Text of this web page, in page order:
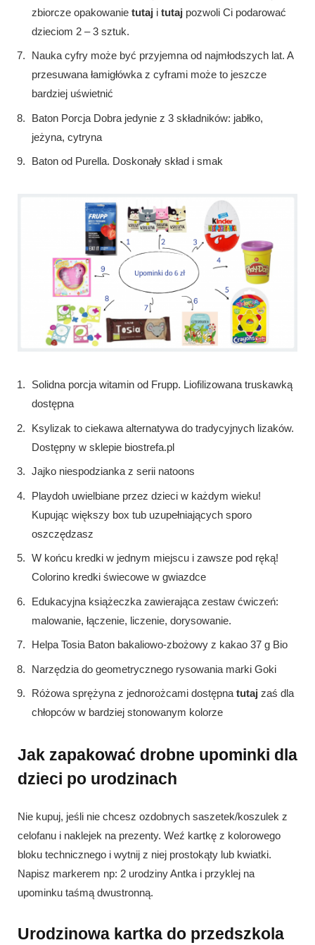
zbiorcze opakowanie tutaj i tutaj pozwoli Ci podarować
dzieciom 2 – 3 sztuk.
Nauka cyfry może być przyjemna od najmłodszych lat. A
przesuwana łamigłówka z cyframi może to jeszcze
bardziej uświetnić
Baton Porcja Dobra jedynie z 3 składników: jabłko,
jeżyna, cytryna
Baton od Purella. Doskonały skład i smak
Solidna porcja witamin od Frupp. Liofilizowana truskawką
dostępna
Ksylizak to ciekawa alternatywa do tradycyjnych lizaków.
Dostępny w sklepie biostrefa.pl
Jajko niespodzianka z serii natoons
Playdoh uwielbiane przez dzieci w każdym wieku!
Kupując większy box tub uzupełniających sporo
oszczędzasz
W końcu kredki w jednym miejscu i zawsze pod ręką!
Colorino kredki świecowe w gwiazdce
Edukacyjna książeczka zawierająca zestaw ćwiczeń:
malowanie, łączenie, liczenie, dorysowanie.
Helpa Tosia Baton bakaliowo-zbożowy z kakao 37 g Bio
Narzędzia do geometrycznego rysowania marki Goki
Różowa sprężyna z jednorożcami dostępna tutaj zaś dla
chłopców w bardziej stonowanym kolorze
Jak zapakować drobne upominki dla
dzieci po urodzinach
Nie kupuj, jeśli nie chcesz ozdobnych saszetek/koszulek z
celofanu i naklejek na prezenty. Weź kartkę z kolorowego
bloku technicznego i wytnij z niej prostokąty lub kwiatki.
Napisz markerem np: 2 urodziny Antka i przyklej na
upominku taśmą dwustronną.
Urodzinowa kartka do przedszkola